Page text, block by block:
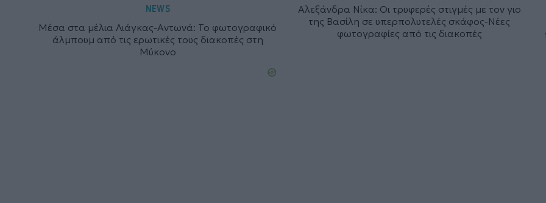
NEWS
Μέσα στα μέλια Λιάγκας-Αντωνά: To φωτογραφικό
άλμπουμ από τις ερωτικές τους διακοπές στη
Μύκονο
Αλεξάνδρα Νίκα: Οι τρυφερές στιγμές με τον γιο
της Βασίλη σε υπερπολυτελές σκάφος-Νέες
φωτογραφίες από τις διακοπές